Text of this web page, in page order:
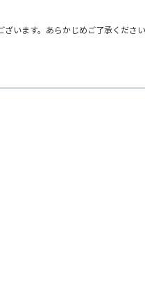
います。あらかじめご了承くださ